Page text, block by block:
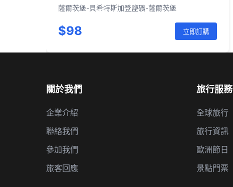
薩爾茨堡-貝希特斯加登鹽礦-薩爾茨堡
$98 立即訂購
關於我們
企業介紹
聯絡我們
參加我們
旅客回應
旅行服務
全球旅行
旅行資訊
歐洲節日
景點門票